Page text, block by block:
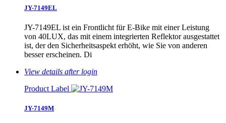
JY-7149EL
JY-7149EL ist ein Frontlicht für E-Bike mit einer Leistung
von 40LUX, das mit einem integrierten Reflektor ausgestattet
ist, der den Sicherheitsaspekt erhöht, wie Sie von anderen
besser erscheinen. Di
View details after login
Product Label
JY-7149M